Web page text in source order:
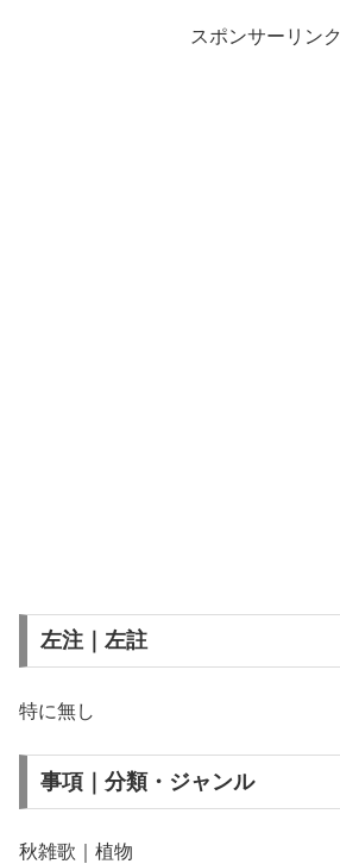
スポンサーリンク
左注｜左註
特に無し
事項｜分類・ジャンル
秋雑歌｜植物